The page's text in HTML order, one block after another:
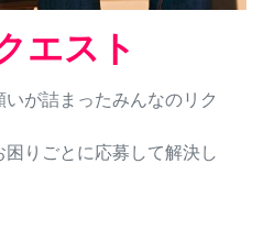
エスト
が詰まったみんなのリク
りごとに応募して解決し